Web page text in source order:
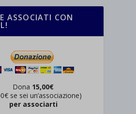
ASSOCIATI CON
Dona 15,00€
se sei un’associazione)
per associarti